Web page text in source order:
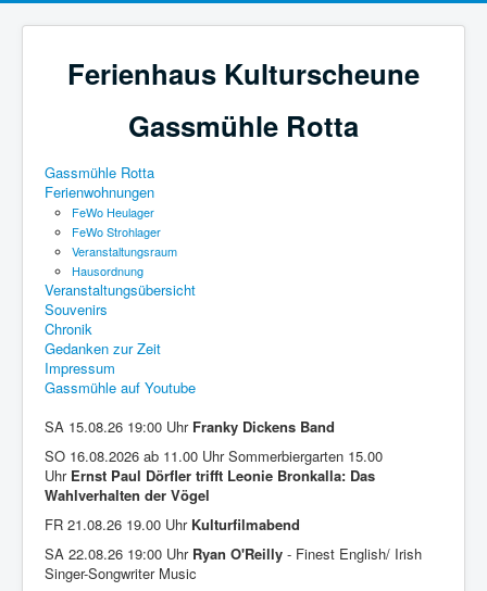
Ferienhaus Kulturscheune
Gassmühle Rotta
Gassmühle Rotta
Ferienwohnungen
FeWo Heulager
FeWo Strohlager
Veranstaltungsraum
Hausordnung
Veranstaltungsübersicht
Souvenirs
Chronik
Gedanken zur Zeit
Impressum
Gassmühle auf Youtube
SA 15.08.26 19:00 Uhr Franky Dickens Band
SO 16.08.2026 ab 11.00 Uhr Sommerbiergarten 15.00
Uhr Ernst Paul Dörfler trifft Leonie Bronkalla: Das
Wahlverhalten der Vögel
FR 21.08.26 19.00 Uhr Kulturfilmabend
SA 22.08.26 19:00 Uhr Ryan O'Reilly - Finest English/ Irish
Singer-Songwriter Music